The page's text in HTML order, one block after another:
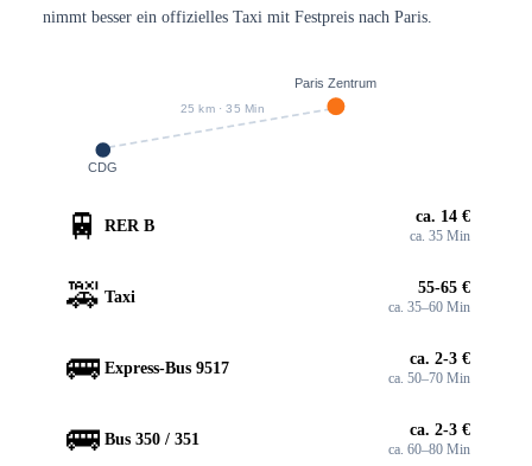
nimmt besser ein offizielles Taxi mit Festpreis nach Paris.
25 km · 35 Min
CDG
Paris Zentrum
🚆 RER B
ca. 14 €
ca. 35 Min
🚕 Taxi
55-65 €
ca. 35–60 Min
🚌 Express-Bus 9517
ca. 2-3 €
ca. 50–70 Min
🚌 Bus 350 / 351
ca. 2-3 €
ca. 60–80 Min